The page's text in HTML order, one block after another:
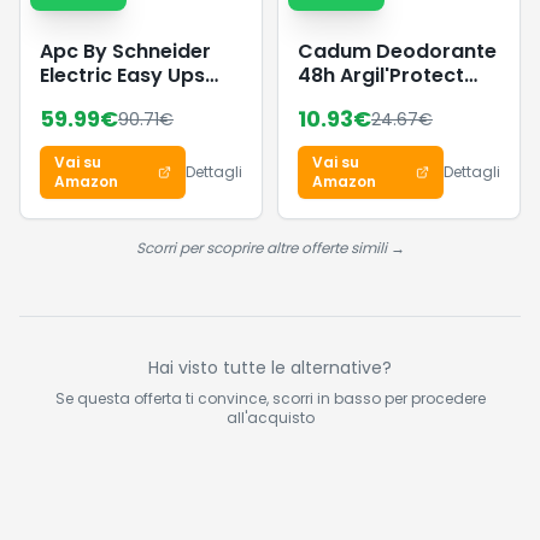
Apc By Schneider
Electric Easy Ups
Gr, Batteria Di
Backup E Protezione
Dagli Sbalzi Di
Tensione, Gruppo Di
Continuità Con Avr,
Indicatori A Led,
59.99€90.71€
Vai su
Amazon
Dettagli
Cadum Deodorante
48h Argil'Protect
Confezione da 6 x
200 ml
10.93€24.67€
Vai su
Amazon
Dettagli
Scorri per scoprire altre offerte simili →
Hai visto tutte le alternative?
Se questa offerta ti convince, scorri in basso per procedere
all'acquisto